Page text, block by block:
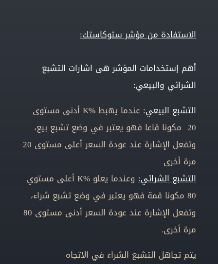
الاستفادة من مؤشر ستوكاستك:
أهم إستخدامات المؤشر هى اشارات التشبع
الشرائي والبيعي:
التشبع البيعي:
عندما يهبط %K أدنى مستوى
20 مكونا قاعا فهو يعتبر في وضع تشبع بيع،
وتفعل الإشارة عند عودة السعر أعلى مستوى 20
مرة أخرى
التشبع الشرائي:
وعندما يعلو %K أعلى مستوي
80 مكونا قمة فهو يعتبر في وضع تشبع شراء،
وتفعل الإشارة عند عودة السعر أدنى مستوى 80
مرة أخرى.
يتم تجاهل التشبع الشراء في الاتجاه